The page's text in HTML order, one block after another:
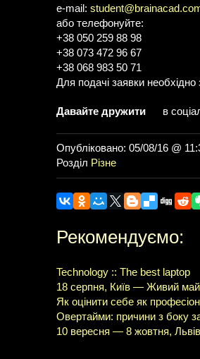
e-mail:
або телефонуйте:
+38 050 259 88 98
+38 073 472 96 67
+38 068 983 50 71
Для подачі заявки
Давайте дружити в
Опубліковано: 05/08/16 @
Розділ Різне
Рекомендуємо:
Technology :: The best laptop
18 серпня, Київ — Живий
Як оцінити себе як
Овертайми: причини з боку
10 вересня — 8 жовтня,